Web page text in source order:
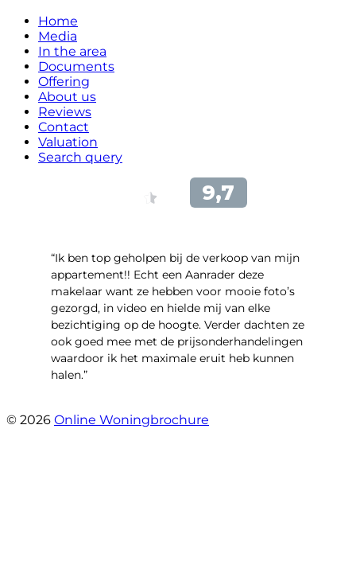
Home
Media
In the area
Documents
Offering
About us
Reviews
Contact
Valuation
Search query
“Ik ben top geholpen bij de verkoop van mijn
appartement!! Echt een Aanrader deze
makelaar want ze hebben voor mooie foto’s
gezorgd, in video en hielde mij van elke
bezichtiging op de hoogte. Verder dachten ze
ook goed mee met de prijsonderhandelingen
waardoor ik het maximale eruit heb kunnen
halen.”
© 2026 Online Woningbrochure